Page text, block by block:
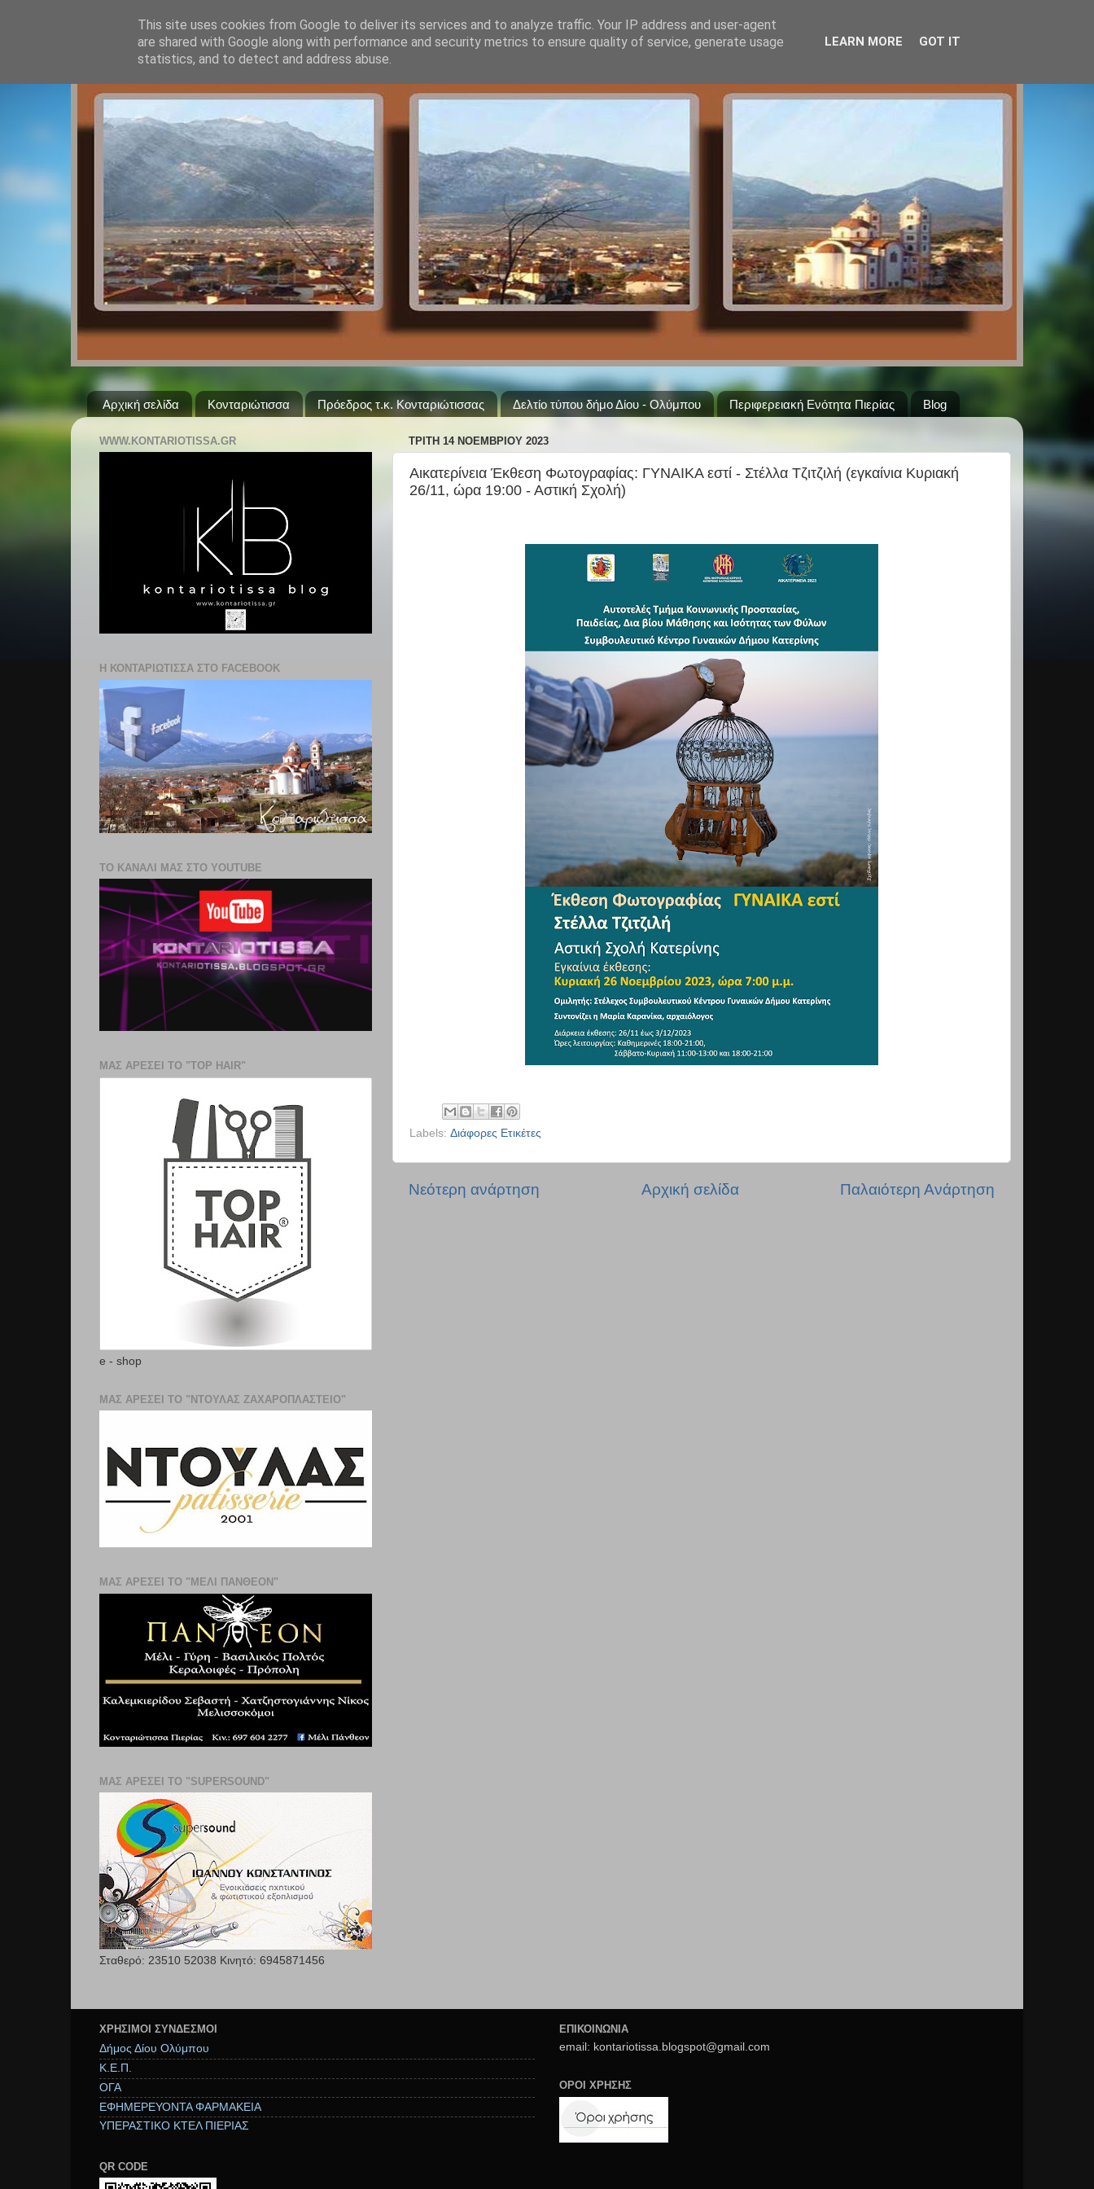
Αρχική σελίδα Κονταριώτισσα Πρόεδρος τ.κ. Κονταριώτισσας Δελτίο τύπου δήμο Δίου - Ολύμπου Περιφερειακή Ενότητα Πιερίας Blog
ΤΡΊΤΗ 14 ΝΟΕΜΒΡΊΟΥ 2023
Αικατερίνεια Έκθεση Φωτογραφίας: ΓΥΝΑΙΚΑ εστί - Στέλλα Τζιτζιλή (εγκαίνια Κυριακή
26/11, ώρα 19:00 - Αστική Σχολή)
Labels: Διάφορες Ετικέτες
Νεότερη ανάρτηση Παλαιότερη Ανάρτηση
Αρχική σελίδα
WWW.KONTARIOTISSA.GR
Η ΚΟΝΤΑΡΙΩΤΙΣΣΑ ΣΤΟ FACEBOOK
ΤΟ ΚΑΝΑΛΙ ΜΑΣ ΣΤΟ YOUTUBE
ΜΑΣ ΑΡΕΣΕΙ ΤΟ "TOP HAIR"
e - shop
ΜΑΣ ΑΡΕΣΕΙ ΤΟ "ΝΤΟΥΛΑΣ ΖΑΧΑΡΟΠΛΑΣΤΕΊΟ"
ΜΑΣ ΑΡΕΣΕΙ ΤΟ "ΜΕΛΙ ΠΑΝΘΕΟΝ"
ΜΑΣ ΑΡΕΣΕΙ ΤΟ "SUPERSOUND"
Σταθερό: 23510 52038 Κινητό: 6945871456
ΧΡΉΣΙΜΟΙ ΣΥΝΔΕΣΜΟΙ
Δήμος Δίου Ολύμπου
Κ.Ε.Π.
ΟΓΑ
ΕΦΗΜΕΡΕΥΟΝΤΑ ΦΑΡΜΑΚΕΙΑ
ΥΠΕΡΑΣΤΙΚΟ ΚΤΕΛ ΠΙΕΡΙΑΣ
QR CODE
ΕΠΙΚΟΙΝΩΝΙΑ
email: kontariotissa.blogspot@gmail.com
ΟΡΟΙ ΧΡΗΣΗΣ
This site uses cookies from Google to deliver its services and to analyze traffic. Your IP address and user-agent
are shared with Google along with performance and security metrics to ensure quality of service, generate usage
statistics, and to detect and address abuse.
LEARN MORE GOT IT